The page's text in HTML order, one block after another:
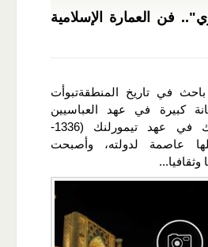
فن العمارة الإسلامية
في تاريخ المنطقةتبوأت
كبيرة في عهد العباسيين
والسامانيين، وكذلك في عهد تيمورلنك (1336-
عاصمة لدولته، وأصبحت